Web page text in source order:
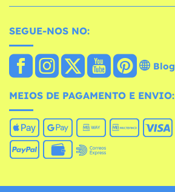
SEGUE-NOS NO:
Blog
MEIOS DE PAGAMENTO E ENVIO: